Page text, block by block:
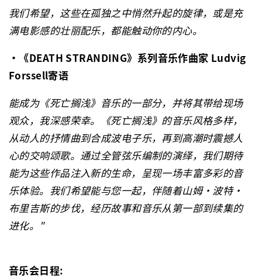
我们希望，这些在孤独之中悄然升起的旋律，或是充
满电影感的壮丽配乐，都能触动你的内心。
・《DEATH STRANDING》系列音乐作曲家 Ludvig
Forssell寄语
能成为《死亡搁浅》音乐的一部分，并将其带给现场
观众，我深感荣幸。《死亡搁浅》的音乐风格多样，
从动人的抒情曲到合成波电子乐，再到高潮时震撼人
心的交响颂歌。通过全管弦乐编制的演绎，我们期待
能为这些作品注入新的生命，呈现一场丰富多彩的音
乐体验。我们希望能与您一起，伴随着山姆·波特·
布里吉斯的步伐，经历故事和音乐从第一部到续集的
进化。 "
音乐会日程: